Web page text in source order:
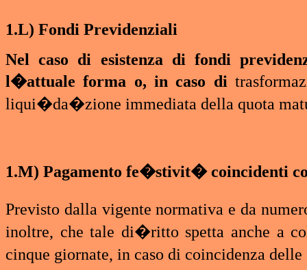
1.L) Fondi Previdenziali
Nel caso di esistenza di fondi
l�attuale forma o, in caso di
liqui�da�zione immediata della quota
1.M) Pagamento fe�stivit� coincidenti
Previsto dalla vigente normativa e da
inoltre, che tale di�ritto spetta anche a
cinque giornate, in caso di coincidenza